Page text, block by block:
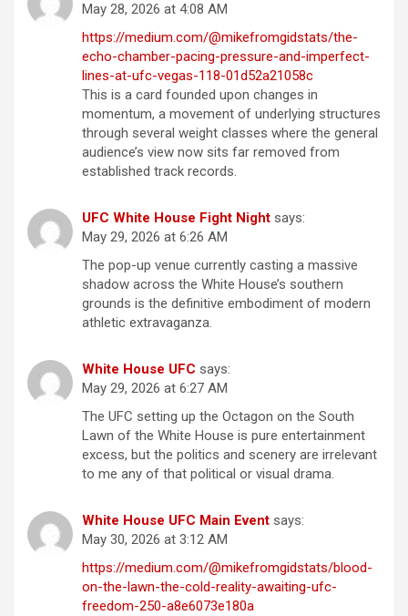
May 28, 2026 at 4:08 AM
https://medium.com/@mikefromgidstats/the-
echo-chamber-pacing-pressure-and-imperfect-
lines-at-ufc-vegas-118-01d52a21058c
This is a card founded upon changes in
momentum, a movement of underlying structures
through several weight classes where the general
audience’s view now sits far removed from
established track records.
UFC White House Fight Night says:
May 29, 2026 at 6:26 AM
The pop-up venue currently casting a massive
shadow across the White House’s southern
grounds is the definitive embodiment of modern
athletic extravaganza.
White House UFC says:
May 29, 2026 at 6:27 AM
The UFC setting up the Octagon on the South
Lawn of the White House is pure entertainment
excess, but the politics and scenery are irrelevant
to me any of that political or visual drama.
White House UFC Main Event says:
May 30, 2026 at 3:12 AM
https://medium.com/@mikefromgidstats/blood-
on-the-lawn-the-cold-reality-awaiting-ufc-
freedom-250-a8e6073e180a